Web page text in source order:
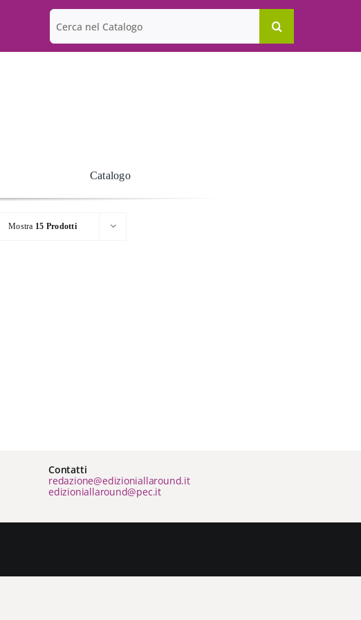
Cerca
per:
Catalogo
Mostra 15 Prodotti
Contatti
redazione@edizioniallaround.it
edizioniallaround@pec.it